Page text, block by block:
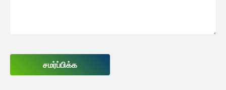
சமர்ப்பிக்க